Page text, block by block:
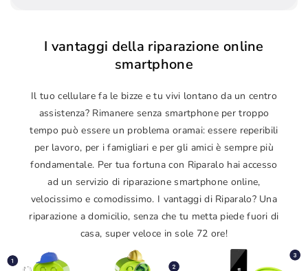
I vantaggi della riparazione online
smartphone
Il tuo cellulare fa le bizze e tu vivi lontano da un centro
assistenza? Rimanere senza smartphone per troppo
tempo può essere un problema oramai: essere reperibili
per lavoro, per i famigliari e per gli amici è sempre più
fondamentale. Per tua fortuna con Riparalo hai accesso
ad un servizio di riparazione smartphone online,
velocissimo e comodissimo. I vantaggi di Riparalo? Una
riparazione a domicilio, senza che tu metta piede fuori di
casa, super veloce in sole 72 ore!